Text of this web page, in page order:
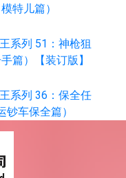
模特儿篇）
系列 51：神枪狙
篇）【装订版】
系列 36：保全任
钞车保全篇）